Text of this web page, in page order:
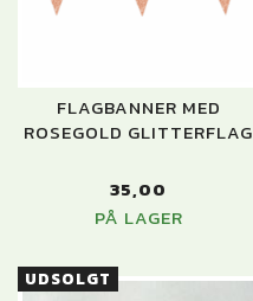
FLAGBANNER MED
ROSEGOLD GLITTERFLAG
35,00
PÅ LAGER
UDSOLGT